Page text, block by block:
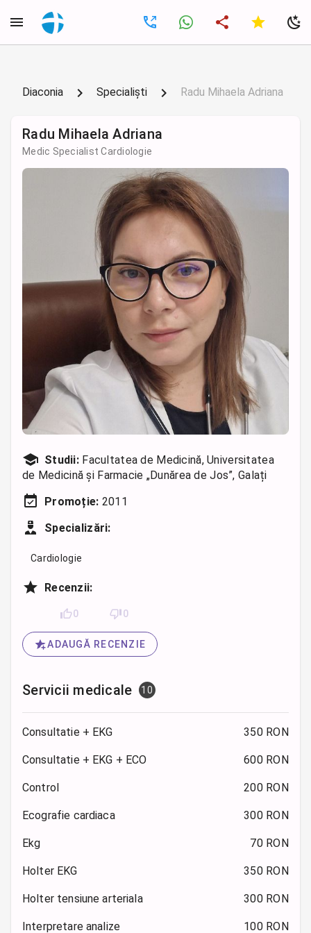
Diaconia Specialiști Radu Mihaela Adriana
Radu Mihaela Adriana
Medic Specialist Cardiologie
Studii: Facultatea de Medicină, Universitatea
de Medicină și Farmacie „Dunărea de Jos”, Galați
Promoție: 2011
Specializări:
Cardiologie
Recenzii:
0 0
ADAUGĂ RECENZIE
Servicii medicale 10
Consultatie + EKG 350 RON
Consultatie + EKG + ECO 600 RON
Control 200 RON
Ecografie cardiaca 300 RON
Ekg 70 RON
Holter EKG 350 RON
Holter tensiune arteriala 300 RON
Interpretare analize 100 RON